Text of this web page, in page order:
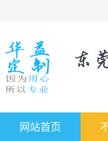
网站首页